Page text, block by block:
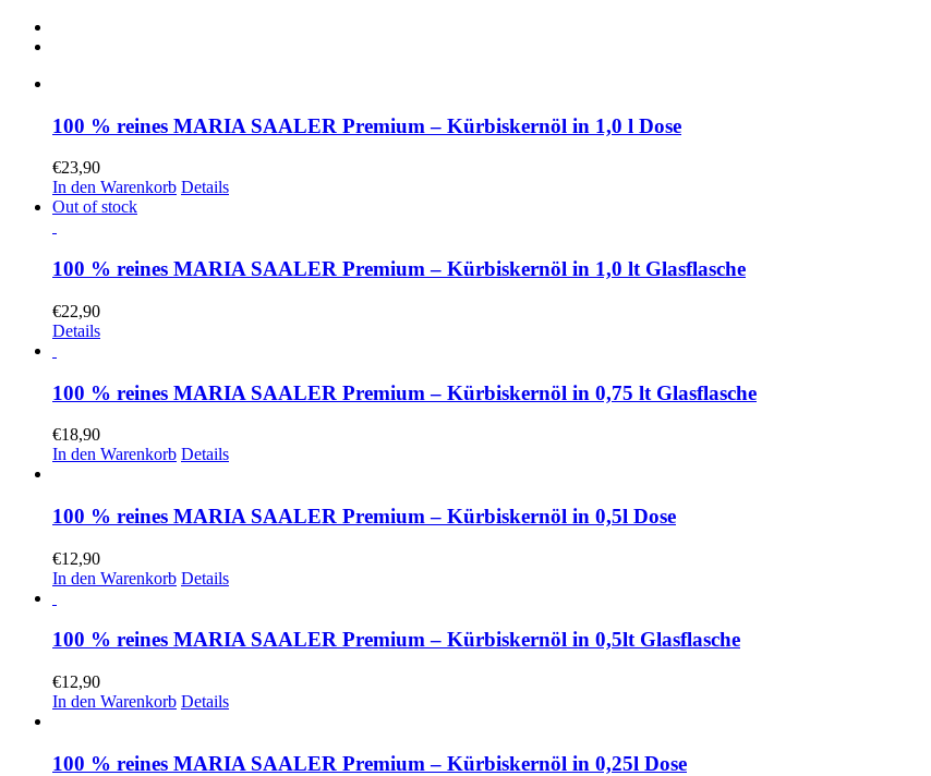
100 % reines MARIA SAALER Premium – Kürbiskernöl in 1,0 l Dose
€23,90
In den Warenkorb Details
Out of stock
100 % reines MARIA SAALER Premium – Kürbiskernöl in 1,0 lt Glasflasche
€22,90
Details
100 % reines MARIA SAALER Premium – Kürbiskernöl in 0,75 lt Glasflasche
€18,90
In den Warenkorb Details
100 % reines MARIA SAALER Premium – Kürbiskernöl in 0,5l Dose
€12,90
In den Warenkorb Details
100 % reines MARIA SAALER Premium – Kürbiskernöl in 0,5lt Glasflasche
€12,90
In den Warenkorb Details
100 % reines MARIA SAALER Premium – Kürbiskernöl in 0,25l Dose